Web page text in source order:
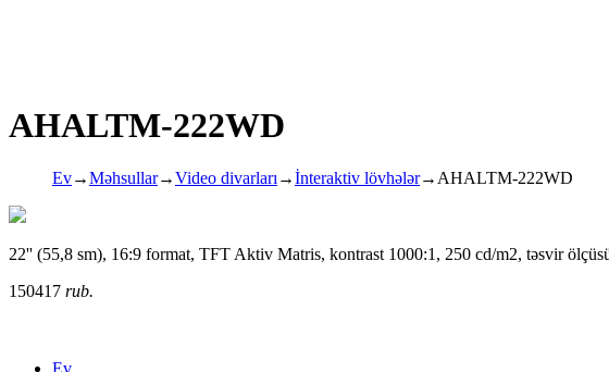
AHALTM-222WD
Ev→Məhsullar→Video divarları →İnteraktiv lövhələr→ AHALTM-222WD
22'' (55,8 sm), 16:9 format, TFT Aktiv Matris, kontrast 1000:1, 250 cd/m2, təsvir
150417 rub.